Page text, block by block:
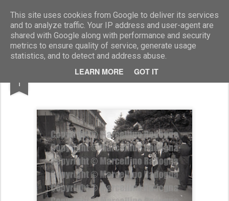
This site uses cookies from Google to deliver its services
and to analyze traffic. Your IP address and user-agent are
shared with Google along with performance and security
metrics to ensure quality of service, generate usage
statistics, and to detect and address abuse.
LEARN MORE GOT IT
Marcellino Radogna - Fotonotizie per la stampa
1 amm. Antonio Cocco